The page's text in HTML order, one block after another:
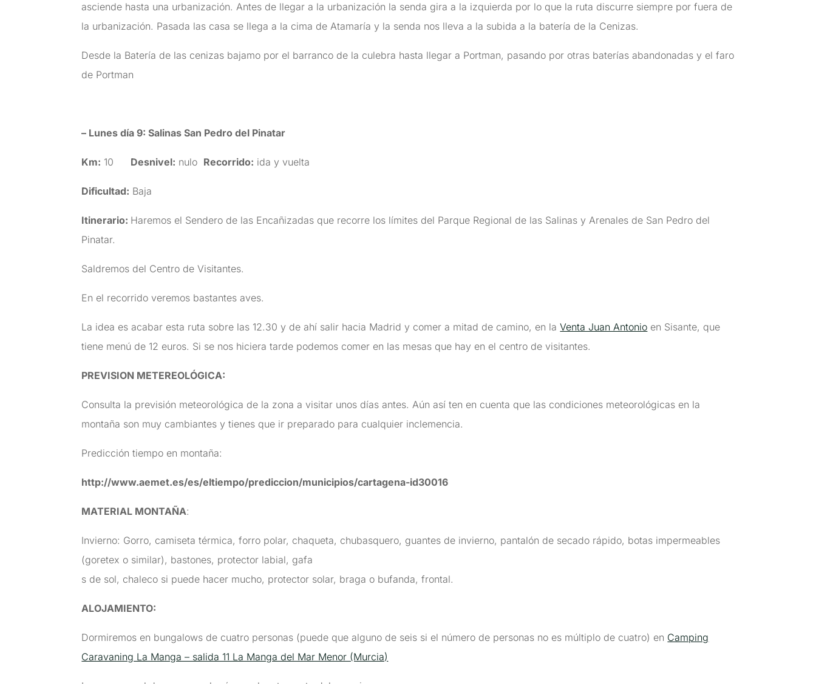
asciende hasta una urbanización. Antes de llegar a la urbanización la senda gira a la izquierda por lo que la ruta discurre siempre por fuera de
la urbanización. Pasada las casa se llega a la cima de Atamaría y la senda nos lleva a la subida a la batería de la Cenizas.
Desde la Batería de las cenizas bajamo por el barranco de la culebra hasta llegar a Portman, pasando por otras baterías abandonadas y el faro
de Portman
– Lunes día 9:Salinas San Pedro del Pinatar
Km: 10 Desnivel: nulo Recorrido: ida y vuelta
Dificultad: Baja
Itinerario: Haremos el Sendero de las Encañizadas que recorre los límites del Parque Regional de las Salinas y Arenales de San Pedro del
Pinatar.
Saldremos del Centro de Visitantes.
En el recorrido veremos bastantes aves.
La idea es acabar esta ruta sobre las 12.30 y de ahí salir hacia Madrid y comer a mitad de camino, en laVenta Juan Antonio en Sisante, que
tiene menú de 12 euros. Si se nos hiciera tarde podemos comer en las mesas que hay en el centro de visitantes.
PREVISION METEREOLÓGICA:
Consulta la previsión meteorológica de la zona a visitar unos días antes. Aún así ten en cuenta que las condiciones meteorológicas en la
montaña son muy cambiantes y tienes que ir preparado para cualquier inclemencia.
Predicción tiempo en montaña:
http://www.aemet.es/es/eltiempo/prediccion/municipios/cartagena-id30016
MATERIAL MONTAÑA:
Invierno: Gorro, camiseta térmica, forro polar, chaqueta, chubasquero, guantes de invierno, pantalón de secado rápido, botas impermeables
(goretex o similar), bastones, protector labial, gafa
s de sol, chaleco si puede hacer mucho, protector solar, braga o bufanda, frontal.
ALOJAMIENTO:
Dormiremos en bungalows de cuatro personas (puede que alguno de seis si el número de personas no es múltiplo de cuatro) en Camping
Caravaning La Manga – salida 11 La Manga del Mar Menor (Murcia)